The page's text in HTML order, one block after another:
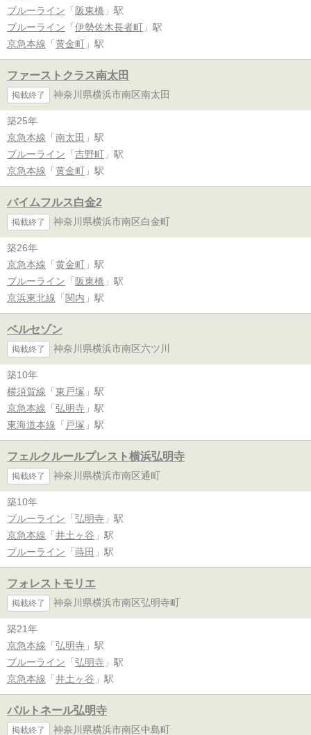
ブルーライン 「 阪東橋 」駅
ブルーライン 「 伊勢佐木長者町 」駅
京急本線 「 黄金町 」駅
ファーストクラス南太田
掲載終了 神奈川県横浜市南区南太田
築25年
京急本線 「 南太田 」駅
ブルーライン 「 吉野町 」駅
京急本線 「 黄金町 」駅
バイムフルス白金2
掲載終了 神奈川県横浜市南区白金町
築26年
京急本線 「 黄金町 」駅
ブルーライン 「 阪東橋 」駅
京浜東北線 「 関内 」駅
ベルセゾン
掲載終了 神奈川県横浜市南区六ツ川
築10年
横須賀線 「 東戸塚 」駅
京急本線 「 弘明寺 」駅
東海道本線 「 戸塚 」駅
フェルクルールプレスト横浜弘明寺
掲載終了 神奈川県横浜市南区通町
築10年
ブルーライン 「 弘明寺 」駅
京急本線 「 井土ヶ谷 」駅
ブルーライン 「 蒔田 」駅
フォレストモリエ
掲載終了 神奈川県横浜市南区弘明寺町
築21年
京急本線 「 弘明寺 」駅
ブルーライン 「 弘明寺 」駅
京急本線 「 井土ヶ谷 」駅
パルトネール弘明寺
掲載終了 神奈川県横浜市南区中島町